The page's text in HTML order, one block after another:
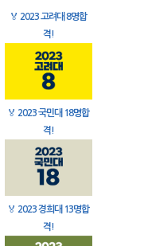
🏅 2023 고려대 8명합
격!
🏅 2023 국민대 18명합
격!
🏅 2023 경희대 13명합
격!